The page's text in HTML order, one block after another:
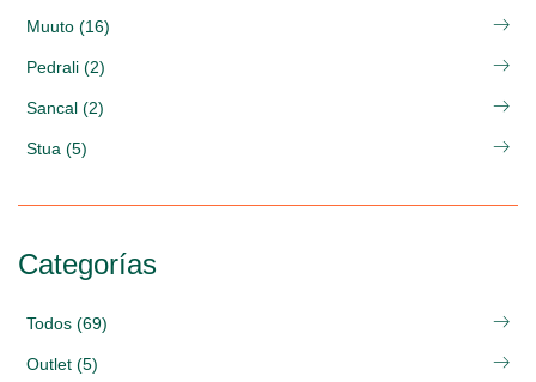
Muuto (16)
Pedrali (2)
Sancal (2)
Stua (5)
Categorías
Todos (69)
Outlet (5)